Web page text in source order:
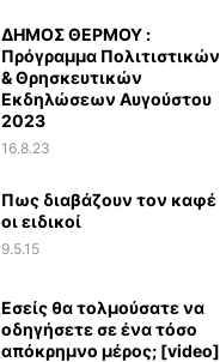
ΔΗΜΟΣ ΘΕΡΜΟΥ :
Πρόγραμμα Πολιτιστικών
& Θρησκευτικών
Εκδηλώσεων Αυγούστου
2023
16.8.23
Πως διαβάζουν τον καφέ
οι ειδικοί
9.5.15
Εσείς θα τολμούσατε να
οδηγήσετε σε ένα τόσο
απόκρημνο μέρος; [video]